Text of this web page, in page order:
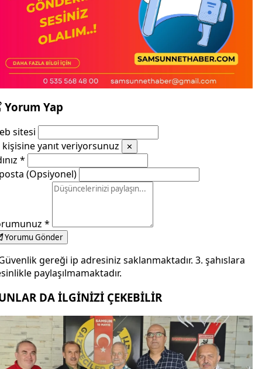
Yorum Yap
sitesi
kişisine yanıt veriyorsunuz
✕
*
(Opsiyonel)
*
Yorumu Gönder
gereği ip adresiniz saklanmaktadır. 3. şahıslara
paylaşılmamaktadır.
DA İLGİNİZİ ÇEKEBİLİR